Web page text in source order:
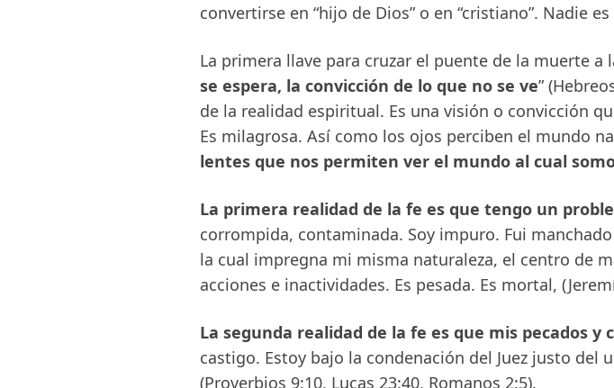
convertirse en “hijo de Dios” o en “cristiano”. Nadie
La primera llave para cruzar el puente de la muerte a
se espera, la convicción de lo que no se ve”
de la realidad espiritual. Es una visión o convicción
Es milagrosa. Así como los ojos perciben el mundo
lentes que nos permiten ver el mundo al cual
La primera realidad de la fe es que tengo un
corrompida, contaminada. Soy impuro. Fui
la cual impregna mi misma naturaleza, el centro de
acciones e inactividades. Es pesada. Es mortal,
La segunda realidad de la fe es que mis pecados
castigo. Estoy bajo la condenación del Juez justo del
(Proverbios 9:10, Lucas 23:40, Romanos 2:5).